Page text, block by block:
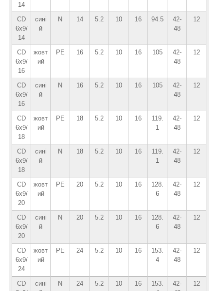
14
CD
6x9/
14
сині
й
N 14 5.2 10 16 94.5
42-
48
12
CD
6x9/
16
жовт
ий
PE 16 5.2 10 16 105
42-
48
12
CD
6x9/
16
сині
й
N 16 5.2 10 16 105
42-
48
12
CD
6x9/
18
жовт
ий
PE 18 5.2 10 16
119.
1
42-
48
12
CD
6x9/
18
сині
й
N 18 5.2 10 16
119.
1
42-
48
12
CD
6x9/
20
жовт
ий
PE 20 5.2 10 16
128.
6
42-
48
12
CD
6x9/
20
сині
й
N 20 5.2 10 16
128.
6
42-
48
12
CD
6x9/
24
жовт
ий
PE 24 5.2 10 16
153.
4
42-
48
12
CD
сині
N 24 5.2 10 16
153.
42-
12